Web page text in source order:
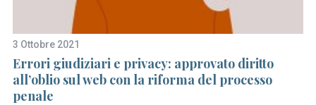
3 Ottobre 2021
Errori giudiziari e privacy: approvato diritto
all’oblio sul web con la riforma del processo
penale